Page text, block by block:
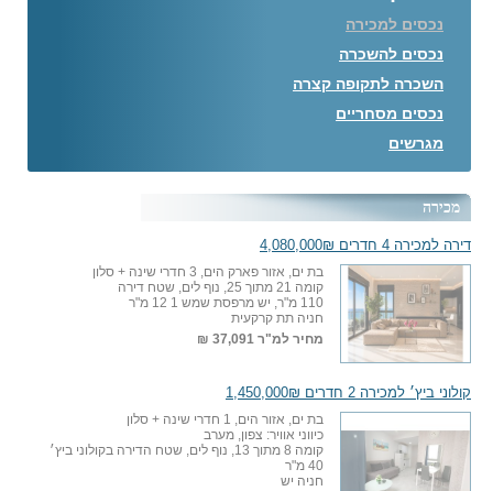
נכסים למכירה
נכסים להשכרה
השכרה לתקופה קצרה
נכסים מסחריים
מגרשים
מכירה
דירה למכירה 4 חדרים 4,080,000₪
בת ים, אזור פארק הים, 3 חדרי שינה + סלון
קומה 21 מתוך 25, נוף לים, שטח דירה
110 מ"ר, יש מרפסת שמש 1 12 מ"ר
חניה תת קרקעית
מחיר למ"ר 37,091 ₪
קולוני ביץ׳ למכירה 2 חדרים 1,450,000₪
בת ים, אזור הים, 1 חדרי שינה + סלון
כיווני אוויר: צפון, מערב
קומה 8 מתוך 13, נוף לים, שטח הדירה בקולוני ביץ׳
40 מ"ר
חניה יש